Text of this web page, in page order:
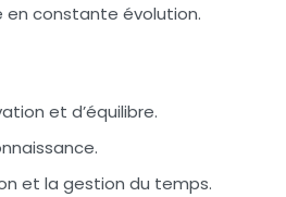
constante évolution.
et d’équilibre.
et la gestion du temps.